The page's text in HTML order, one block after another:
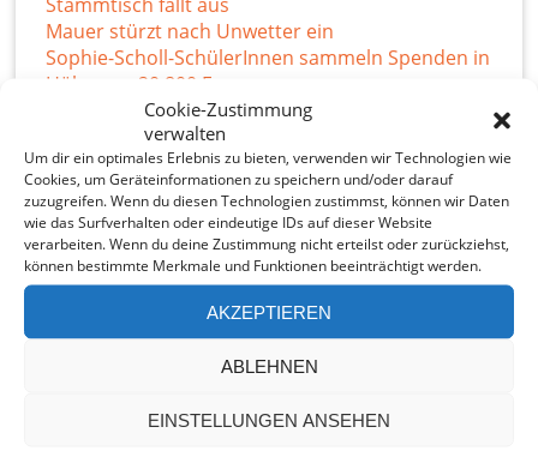
Cookie-Zustimmung
verwalten
Um dir ein optimales Erlebnis zu bieten, verwenden wir Technologien wie
Cookies, um Geräteinformationen zu speichern und/oder darauf
zuzugreifen. Wenn du diesen Technologien zustimmst, können wir Daten
wie das Surfverhalten oder eindeutige IDs auf dieser Website
verarbeiten. Wenn du deine Zustimmung nicht erteilst oder zurückziehst,
können bestimmte Merkmale und Funktionen beeinträchtigt werden.
AKZEPTIEREN
ABLEHNEN
EINSTELLUNGEN ANSEHEN
Stammtisch fällt aus
Mauer stürzt nach Unwetter ein
Sophie-Scholl-SchülerInnen sammeln Spenden in
Höhe von 20 800 Euro
Regenwasser-Projekt wächst